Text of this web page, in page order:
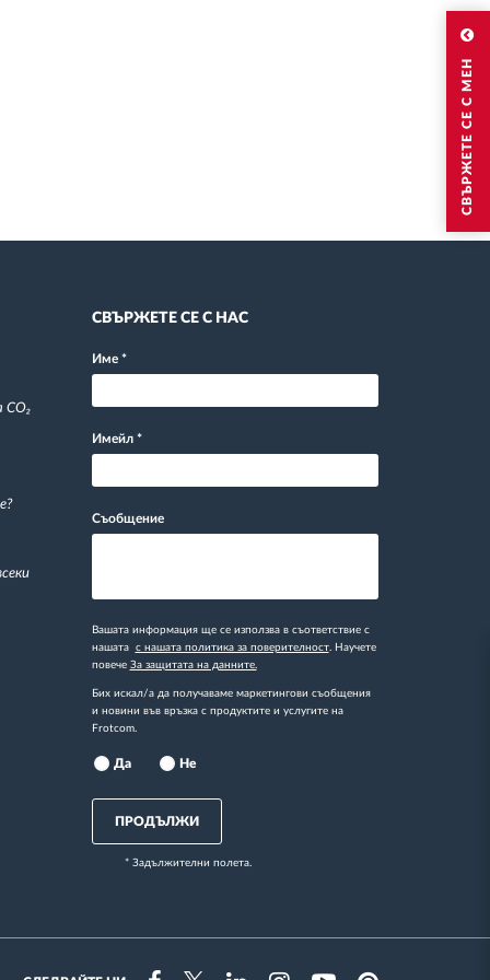
СВЪРЖЕТЕ СЕ С МЕН
СВЪРЖЕТЕ СЕ С НАС
Име *
Имейл *
Съобщение
Вашата информация ще се използва в съответствие с
нашата с нашата политика за поверителност. Научете
повече За защитата на данните.
Бих искал/а да получаваме маркетингови съобщения
и новини във връзка с продуктите и услугите на
Frotcom.
Да Не
ПРОДЪЛЖИ
* Задължителни полета.